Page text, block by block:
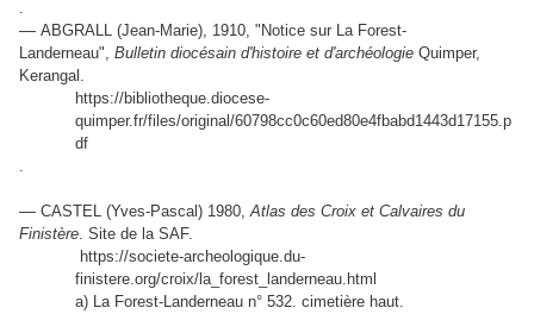
.
— ABGRALL (Jean-Marie), 1910, "Notice sur La Forest-
Landerneau", Bulletin diocésain d'histoire et d'archéologie Quimper,
Kerangal.
https://bibliotheque.diocese-
quimper.fr/files/original/60798cc0c60ed80e4fbabd1443d17155.p
df
.
— CASTEL (Yves-Pascal) 1980,Atlas des Croix et Calvaires du
Finistère. Site de la SAF.
https://societe-archeologique.du-
finistere.org/croix/la_forest_landerneau.html
a) La Forest-Landerneau n° 532. cimetière haut.